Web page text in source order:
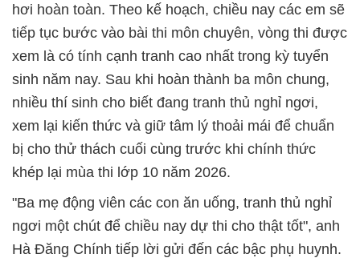
hơi hoàn toàn. Theo kế hoạch, chiều nay các em sẽ
tiếp tục bước vào bài thi môn chuyên, vòng thi được
xem là có tính cạnh tranh cao nhất trong kỳ tuyển
sinh năm nay. Sau khi hoàn thành ba môn chung,
nhiều thí sinh cho biết đang tranh thủ nghỉ ngơi,
xem lại kiến thức và giữ tâm lý thoải mái để chuẩn
bị cho thử thách cuối cùng trước khi chính thức
khép lại mùa thi lớp 10 năm 2026.
"Ba mẹ động viên các con ăn uống, tranh thủ nghỉ
ngơi một chút để chiều nay dự thi cho thật tốt", anh
Hà Đăng Chính tiếp lời gửi đến các bậc phụ huynh.